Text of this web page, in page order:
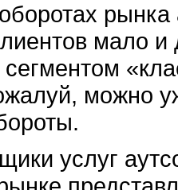
мало
можно
услуг